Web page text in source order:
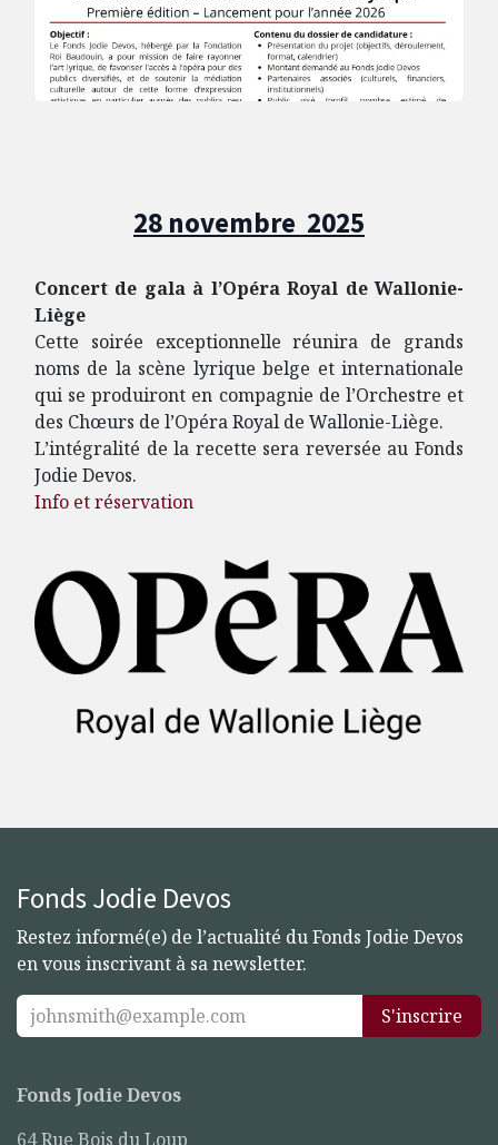
28 novembre 2025
Concert de gala à l’Opéra Royal de Wallonie-
Liège
Cette soirée exceptionnelle réunira de grands
noms de la scène lyrique belge et internationale
qui se produiront en compagnie de l’Orchestre et
des Chœurs de l’Opéra Royal de Wallonie-Liège.
L’intégralité de la recette sera reversée au Fonds
Jodie Devos.
Info et réservation
Fonds Jodie Devos
Restez informé(e) de l’actualité du Fonds Jodie Devos
en vous inscrivant à sa newsletter.
S'inscrire
Fonds Jodie Devos
64 Rue Bois du Loup